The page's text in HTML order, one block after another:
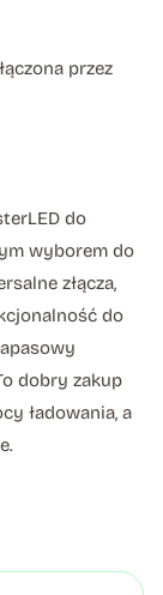
przez
do
wyborem do
złącza,
do
dobry zakup
ładowania, a